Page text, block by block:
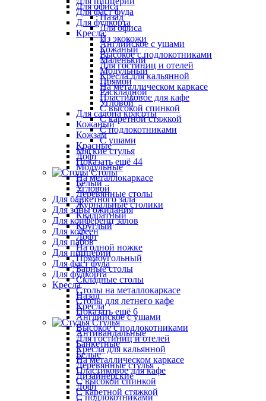
Для фаст фуда
Для фудкорта
Кресла
Английское с ушами
Высокое с подлокотниками
Для гостиниц и отелей
Кресла для кальянной
На металлическом каркасе
Пластиковое для кафе
С высокой спинкой
С каретной стяжкой
С подлокотниками
С ушами
Мягкие стулья
Показать ещё 44
Столы
Белый
Деревянные столы
Журнальные столики
Квадратный
Круглый
Лофт
На одной ножке
Прямоугольный
Барные столы
Складные столы
Столы на металлокаркасе
Столы для летнего кафе
Показать ещё 6
Стулья
Антивандальные
Банкетные
Белые
Деревянные стулья
Дизайнерские
Лофт
С подлокотниками
Для офиса
Назад
Для офиса
Из экокожи
Кожаный
Маленький
Модульный
Прямой
Раскладной
Угловой
Для салона красоты
Кожаный
Кожзам
Красные
Лофт
Модульные
На металлокаркасе
Угловой
Для банкетного зала
Для зоны ожидания
Для конференц залов
Для кофеен
Для пабов
Для пиццерии
Для фаст фуда
Для фудкорта
Кресла
Назад
Кресла
Английское с ушами
Высокое с подлокотниками
Для гостиниц и отелей
Кресла для кальянной
На металлическом каркасе
Пластиковое для кафе
С высокой спинкой
С каретной стяжкой